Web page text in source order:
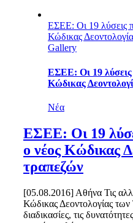
ΕΣΕΕ: Οι 19 λύσεις
Κώδικας
Gallery
ΕΣΕΕ: Οι 19 λύσεις
Κώδικας
Νέα
ΕΣΕΕ: Οι 19
ο νέος Κώδικας
τραπεζών
[05.08.2016] Αθήνα Τις
Κώδικας Δεοντολογίας των
διαδικασίες, τις